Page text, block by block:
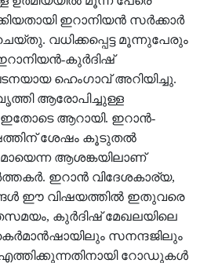
ഇറാനിയൻ സർക്കാർ
വധിക്കപ്പെട്ട മൂന്നുപേരും
കുർദിഷ്
ഹെംഗാവ് അറിയിച്ചു.
ആരോപിച്ചുള്ള
ആറായി. ഇറാൻ-
ശേഷം കൂടുതൽ
ആശങ്കയിലാണ്
ഇറാൻ വിദേശകാര്യ,
ഈ വിഷയത്തിൽ ഇതുവരെ
കുർദിഷ് മേഖലയിലെ
സനന്ദജിലും
റോഡുകൾ